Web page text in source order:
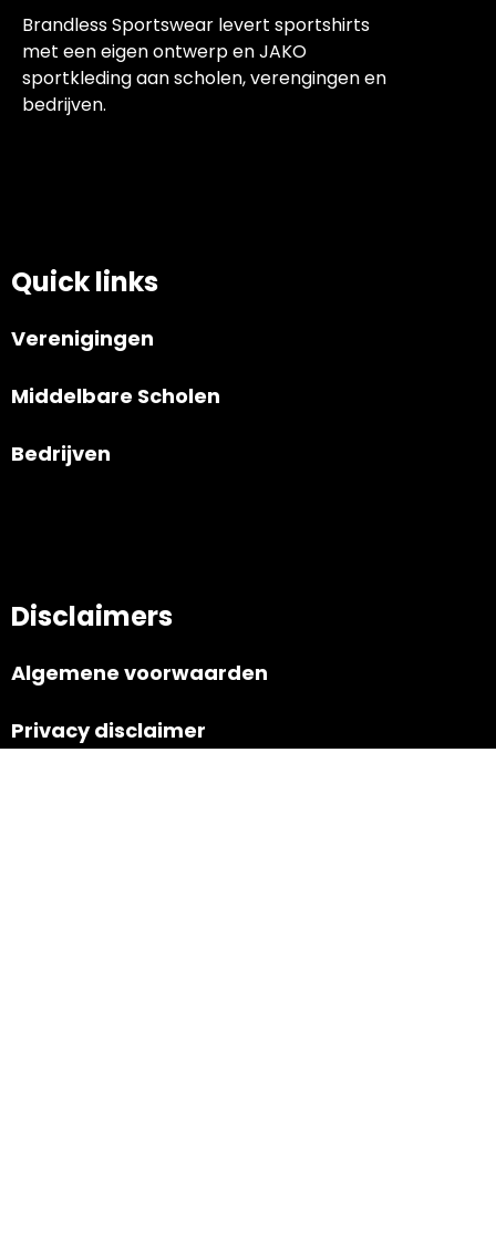
Brandless Sportswear levert sportshirts
met een eigen ontwerp en JAKO
sportkleding aan scholen, verengingen en
bedrijven.
Quick links
Verenigingen
Middelbare Scholen
Bedrijven
Disclaimers
Algemene voorwaarden
Privacy disclaimer